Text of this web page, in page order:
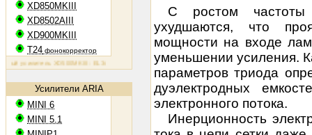
XD850MKIII
XD8502AIII
XD900MKIII
T24 фонокорректор
усилитель XD500MKIII: EL34, 2х50 Вт Ламповый усилитель XD800MKIII: KT88, 2х65 ВтЛамповый
Усилители ARIA
MINI 6
MINI 5.1
С ростом частоты
ухудшаются, что
мощности на входе
уменьшении усиления.
параметров триода
дуэлектродных
электронного потока.
Инерционность